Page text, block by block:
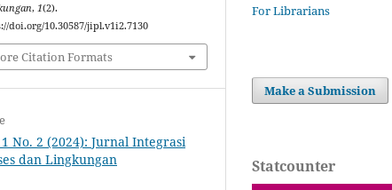
,1(2).
doi.org/10.30587/jipl.v1i2.7130
Citation Formats
1 No. 2 (2024): Jurnal Integrasi
dan Lingkungan
For Librarians
Make a Submission
Statcounter